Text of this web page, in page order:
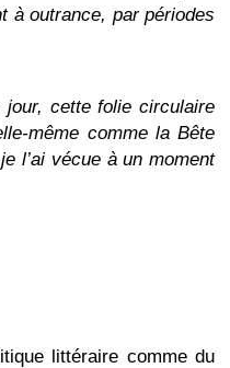
à outrance, par périodes
cette folie circulaire
même comme la Bête
l’ai vécue à un moment
littéraire comme du